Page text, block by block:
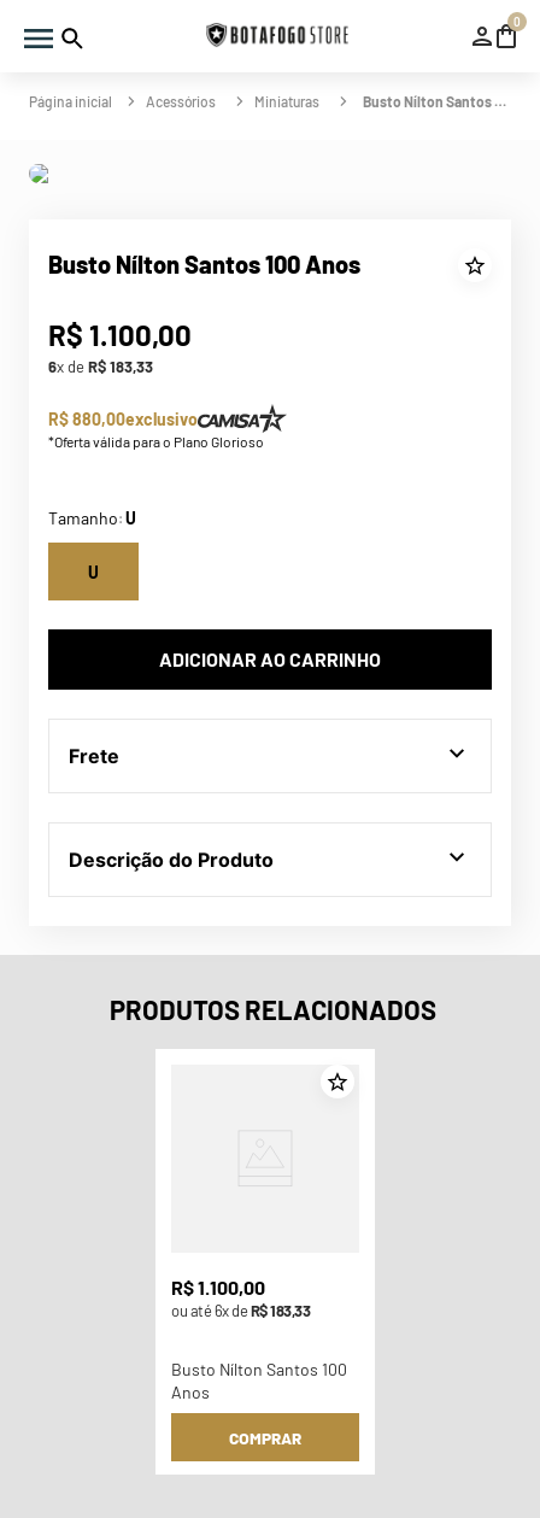
0
Acessórios Miniaturas Busto Nílton Santos 100 Anos
Busto Nílton Santos 100 Anos
R$ 1.100,00
6x deR$183,33
R$ 880,00exclusivo
*Oferta válida para o Plano Glorioso
Tamanho: U
U
ADICIONAR AO CARRINHO
Frete
Descrição do Produto
PRODUTOS RELACIONADOS
R$1.100,00
ou até6x deR$183,33
Busto Nílton Santos 100
Anos
COMPRAR